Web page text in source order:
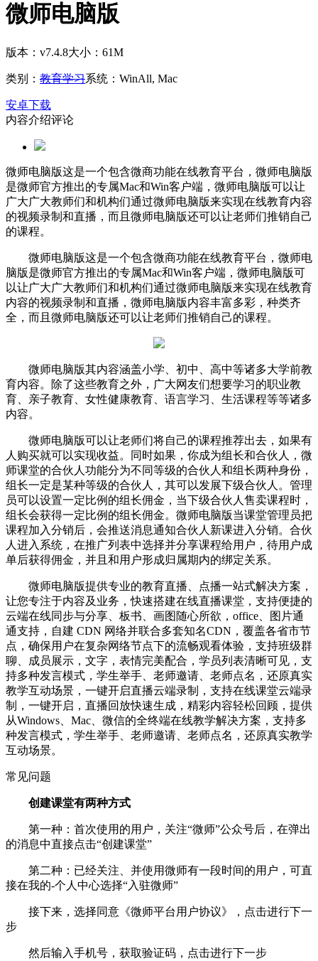
微师电脑版
版本：v7.4.8大小：61M
类别： 教育学习系统：WinAll, Mac
安卓下载
内容介绍评论
微师电脑版这是一个包含微商功能在线教育平台，微师电脑版
是微师官方推出的专属Mac和Win客户端，微师电脑版可以让
广大广大教师们和机构们通过微师电脑版来实现在线教育内容
的视频录制和直播，而且微师电脑版还可以让老师们推销自己
的课程。
微师电脑版这是一个包含微商功能在线教育平台，微师电
脑版是微师官方推出的专属Mac和Win客户端，微师电脑版可
以让广大广大教师们和机构们通过微师电脑版来实现在线教育
内容的视频录制和直播，微师电脑版内容丰富多彩，种类齐
全，而且微师电脑版还可以让老师们推销自己的课程。
微师电脑版其内容涵盖小学、初中、高中等诸多大学前教
育内容。除了这些教育之外，广大网友们想要学习的职业教
育、亲子教育、女性健康教育、语言学习、生活课程等等诸多
内容。
微师电脑版可以让老师们将自己的课程推荐出去，如果有
人购买就可以实现收益。同时如果，你成为组长和合伙人，微
师课堂的合伙人功能分为不同等级的合伙人和组长两种身份，
组长一定是某种等级的合伙人，其可以发展下级合伙人。管理
员可以设置一定比例的组长佣金，当下级合伙人售卖课程时，
组长会获得一定比例的组长佣金。微师电脑版当课堂管理员把
课程加入分销后，会推送消息通知合伙人新课进入分销。合伙
人进入系统，在推广列表中选择并分享课程给用户，待用户成
单后获得佣金，并且和用户形成归属期内的绑定关系。
微师电脑版提供专业的教育直播、点播一站式解决方案，
让您专注于内容及业务，快速搭建在线直播课堂，支持便捷的
云端在线同步与分享、板书、画图随心所欲，office、图片通
通支持，自建 CDN 网络并联合多套知名CDN，覆盖各省市节
点，确保用户在复杂网络节点下的流畅观看体验，支持班级群
聊、成员展示，文字，表情完美配合，学员列表清晰可见，支
持多种发言模式，学生举手、老师邀请、老师点名，还原真实
教学互动场景，一键开启直播云端录制，支持在线课堂云端录
制，一键开启，直播回放快速生成，精彩内容轻松回顾，提供
从Windows、Mac、微信的全终端在线教学解决方案，支持多
种发言模式，学生举手、老师邀请、老师点名，还原真实教学
互动场景。
常见问题
创建课堂有两种方式
第一种：首次使用的用户，关注“微师”公众号后，在弹出
的消息中直接点击“创建课堂”
第二种：已经关注、并使用微师有一段时间的用户，可直
接在我的-个人中心选择“入驻微师”
接下来，选择同意《微师平台用户协议》，点击进行下一
步
然后输入手机号，获取验证码，点击进行下一步